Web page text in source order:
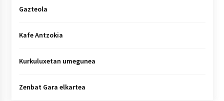
Gazteola
Kafe Antzokia
Kurkuluxetan umegunea
Zenbat Gara elkartea